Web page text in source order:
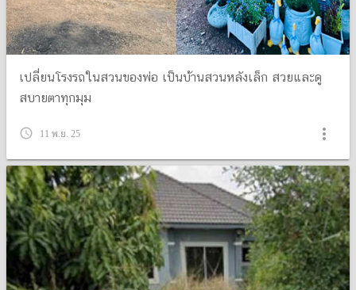
เปลี่ยนโรงรถในสวนของพ่อ เป็นบ้านสวนหลังเล็ก สวยและดู
สบายตาทุกมุม
query_builder 11 พ.ย. 25 more_vert